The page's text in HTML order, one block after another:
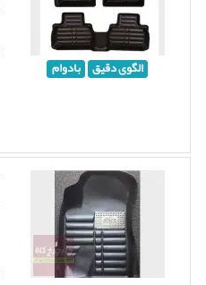
الگوی دقیق بادوام